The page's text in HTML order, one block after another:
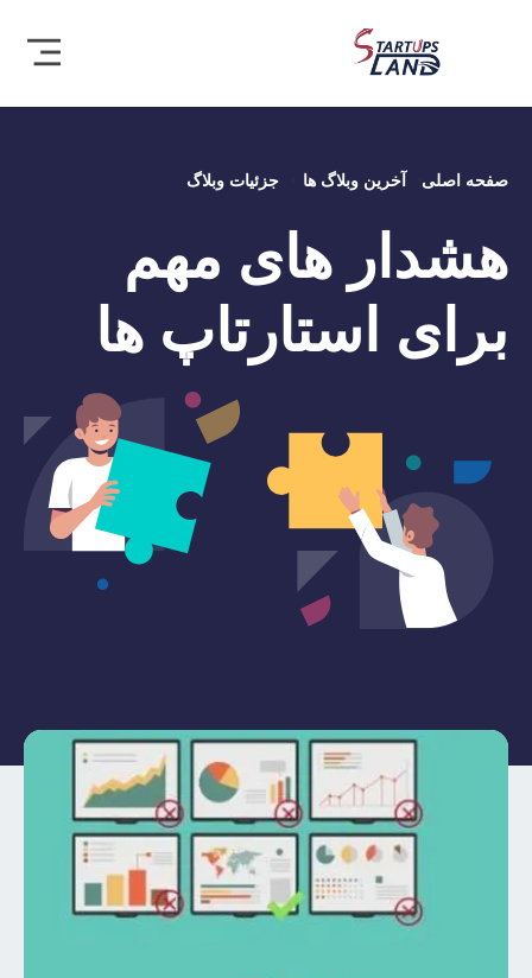
صفحه اصلی آخرین وبلاگ ها جزئیات وبلاگ
هشدار های مهم
برای استارتاپ ها